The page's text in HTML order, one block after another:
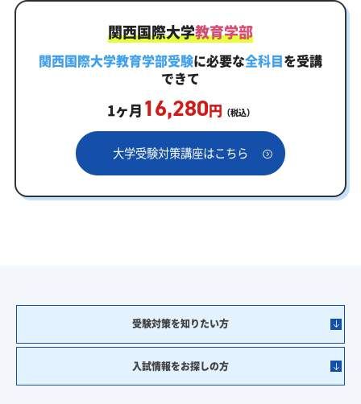
関西国際大学教育学部
関西国際大学教育学部受験に必要な全科目を受講
できて
1ヶ月 16,280円 （税込）
大学受験対策講座はこちら
受験対策を知りたい方
入試情報をお探しの方